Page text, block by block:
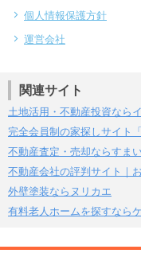
個人情報保護方針
運営会社
関連サイト
土地活用・不動産投資なら
完全会員制の家探しサイト
不動産査定・売却ならすま
不動産会社の評判サイト｜
外壁塗装ならヌリカエ
有料老人ホームを探すなら